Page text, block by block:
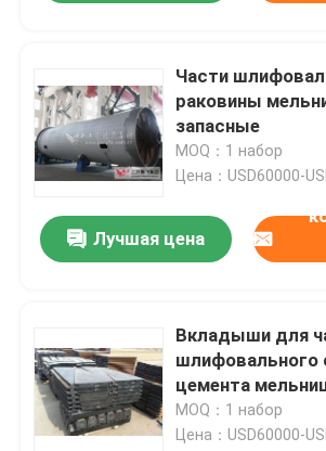
Части
раковины
запасные
MOQ：1 набор
Цена：USD60000-
Лучшая цена
Вкладыши для
шлифовального
цемента
SGS запасных
MOQ：1 набор
Цена：USD60000-